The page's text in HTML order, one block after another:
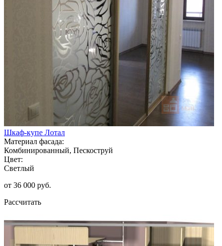
Шкаф-купе Лотал
Материал фасада:
Комбинированный, Пескоструй
Цвет:
Светлый
от 36 000 руб.
Рассчитать